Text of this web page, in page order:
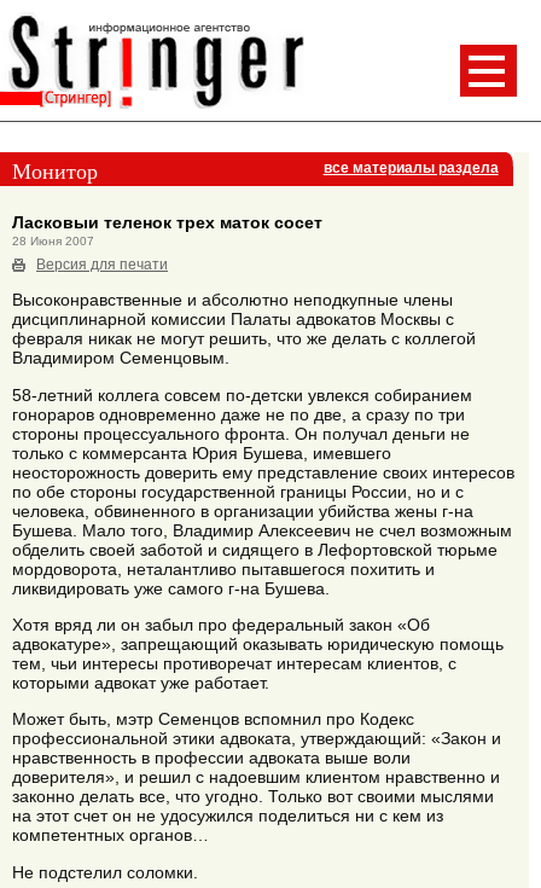
Монитор все материалы раздела
Ласковыи теленок трех маток сосет
28 Июня 2007
Версия для печати
Высоконравственные и абсолютно неподкупные члены
дисциплинарной комиссии Палаты адвокатов Москвы с
февраля никак не могут решить, что же делать с коллегой
Владимиром Семенцовым.
58-летний коллега совсем по-детски увлекся собиранием
гонораров одновременно даже не по две, а сразу по три
стороны процессуального фронта. Он получал деньги не
только с коммерсанта Юрия Бушева, имевшего
неосторожность доверить ему представление своих интересов
по обе стороны государственной границы России, но и с
человека, обвиненного в организации убийства жены г-на
Бушева. Мало того, Владимир Алексеевич не счел возможным
обделить своей заботой и сидящего в Лефортовской тюрьме
мордоворота, неталантливо пытавшегося похитить и
ликвидировать уже самого г-на Бушева.
Хотя вряд ли он забыл про федеральный закон «Об
адвокатуре», запрещающий оказывать юридическую помощь
тем, чьи интересы противоречат интересам клиентов, с
которыми адвокат уже работает.
Может быть, мэтр Семенцов вспомнил про Кодекс
профессиональной этики адвоката, утверждающий: «Закон и
нравственность в профессии адвоката выше воли
доверителя», и решил с надоевшим клиентом нравственно и
законно делать все, что угодно. Только вот своими мыслями
на этот счет он не удосужился поделиться ни с кем из
компетентных органов…
Не подстелил соломки.